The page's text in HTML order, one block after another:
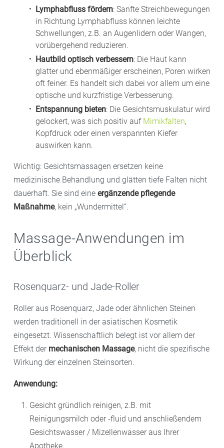
Lymphabfluss fördern: Sanfte Streichbewegungen
in Richtung Lymphabfluss können leichte
Schwellungen, z.B. an Augenlidern oder Wangen,
vorübergehend reduzieren.
Hautbild optisch verbessern: Die Haut kann
glatter und ebenmäßiger erscheinen, Poren wirken
oft feiner. Es handelt sich dabei vor allem um eine
optische und kurzfristige Verbesserung.
Entspannung bieten: Die Gesichtsmuskulatur wird
gelockert, was sich positiv auf Mimikfalten,
Kopfdruck oder einen verspannten Kiefer
auswirken kann.
Wichtig: Gesichtsmassagen ersetzen keine
medizinische Behandlung und glätten tiefe Falten nicht
dauerhaft. Sie sind eine ergänzende pflegende
Maßnahme, kein „Wundermittel“.
Massage-Anwendungen im
Überblick
Rosenquarz- und Jade-Roller
Roller aus Rosenquarz, Jade oder ähnlichen Steinen
werden traditionell in der asiatischen Kosmetik
eingesetzt. Wissenschaftlich belegt ist vor allem der
Effekt der mechanischen Massage, nicht die spezifische
Wirkung der einzelnen Steinsorten.
Anwendung:
Gesicht gründlich reinigen, z.B. mit
Reinigungsmilch oder -fluid und anschließendem
Gesichtswasser / Mizellenwasser aus Ihrer
Apotheke.